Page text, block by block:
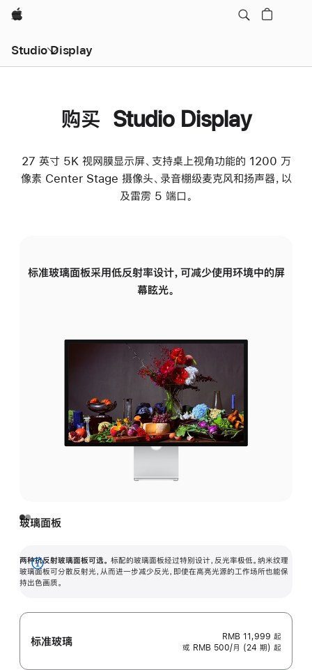
Apple
Studio Display
购买 Studio Display
27 英寸 5K 视网膜显示屏、支持桌上视角功能的 1200 万
像素 Center Stage 摄像头、录音棚级麦克风和扬声器，以
及雷雳 5 端口。
标准玻璃面板采用低反射率设计，可减少使用环境中的屏
幕眩光。
玻璃面板
两种抗反射玻璃面板可选。 标配的玻璃面板经过特别设计，反光率极低。纳米纹理
玻璃面板可分散反射光，从而进一步减少反光，即使在高亮光源的工作场所也能保
持出色画质。
展
开
标准玻璃 RMB 11,999 起
或 RMB 500/月 (24 期) 起